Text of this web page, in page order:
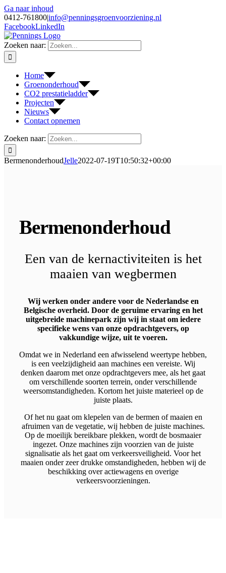
Ga naar inhoud
0412-761800|info@penningsgroenvoorziening.nl
FacebookLinkedIn
Zoeken naar:
Home
Groenonderhoud
CO2 prestatieladder
Projecten
Nieuws
Contact opnemen
Zoeken naar:
BermenonderhoudJelle2022-07-19T10:50:32+00:00
Bermenonderhoud
Een van de kernactiviteiten is het
maaien van wegbermen
Wij werken onder andere voor de Nederlandse en
Belgische overheid. Door de geruime ervaring en het
uitgebreide machinepark zijn wij in staat om iedere
specifieke wens van onze opdrachtgevers, op
vakkundige wijze, uit te voeren.
Omdat we in Nederland een afwisselend weertype hebben,
is een veelzijdigheid aan machines een vereiste. Wij
denken daarom met onze opdrachtgevers mee, als het gaat
om verschillende soorten terrein, onder verschillende
weersomstandigheden. Kortom het juiste materieel op de
juiste plaats.
Of het nu gaat om klepelen van de bermen of maaien en
afruimen van de vegetatie, wij hebben de juiste machines.
Op de moeilijk bereikbare plekken, wordt de bosmaaier
ingezet. Onze machines zijn voorzien van de juiste
signalisatie als het gaat om verkeersveiligheid. Voor het
maaien onder zeer drukke omstandigheden, hebben wij de
beschikking over actiewagens en overige
verkeersvoorzieningen.